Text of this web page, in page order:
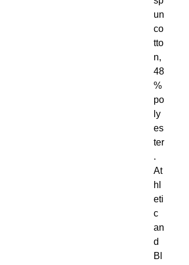
un
co
tto
n,
48
%
po
ly
es
ter
.
At
hl
eti
c
an
d
Bl